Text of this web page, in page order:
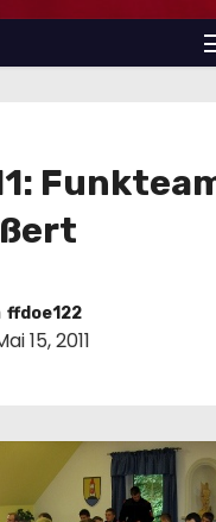
ffdoe122
15, 2011